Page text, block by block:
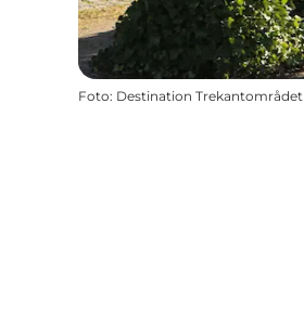
Foto: Destination Trekantområdet